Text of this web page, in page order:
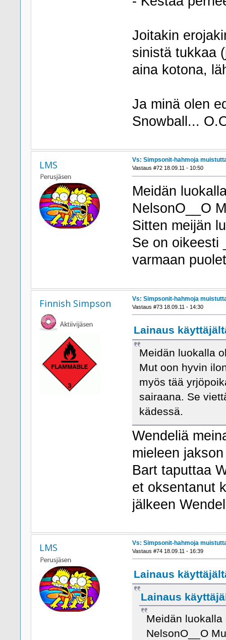
Joitakin
sinistä tukkaa
aina kotona,
Ja minä olen
Snowball...
LMS Vs: Simpsonit-hahmoja
Vastaus #72 18.09.11 - 10:50
Meidän
NelsonO__O
Sitten meijän
Se on oikeesti
varmaan
Finnish Simpson Vs: Simpsonit-hahmoja
Vastaus #73 18.09.11 - 14:30
Lainaus
Meidän luokalla
Mut oon hyvin
myös tää
sairaana. Se
kädessä.
Wendeliä
mieleen
Bart taputtaa
et oksentanut
jälkeen
LMS Vs: Simpsonit-hahmoja
Vastaus #74 18.09.11 - 16:39
Lainaus
Lainaus
Meidän
NelsonO__O